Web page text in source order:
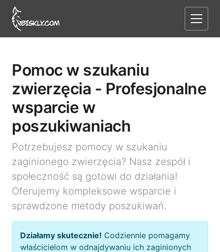
Pomoc w szukaniu
zwierzęcia - Profesjonalne
wsparcie w
poszukiwaniach
Potrzebujesz pomocy w szukaniu
zaginionego zwierzęcia? Nasz zespół i
społeczność są gotowi do działania!
Oferujemy kompleksowe wsparcie i
sprawdzone metody poszukiwań.
Działamy skutecznie! Codziennie pomagamy
właścicielom w odnajdywaniu ich zaginionych